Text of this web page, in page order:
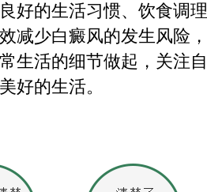
好的生活习惯、饮食调
减少白癜风的发生风险
生活的细节做起，关注
好的生活。